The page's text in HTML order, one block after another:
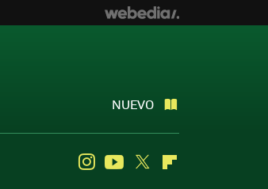
NUEVO
InstagramYoutube
Twitter